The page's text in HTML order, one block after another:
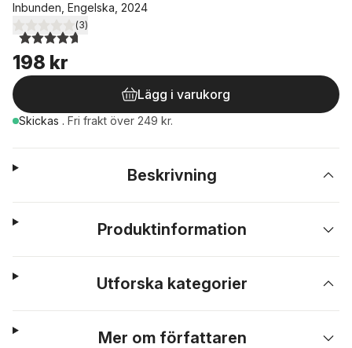
Inbunden, Engelska, 2024
4,7utav 5 stjärnor. Totalt antal röster:
(3)
198 kr
Lägg i varukorg
Skickas . Fri frakt över 249 kr.
Beskrivning
Produktinformation
Utforska kategorier
Mer om författaren